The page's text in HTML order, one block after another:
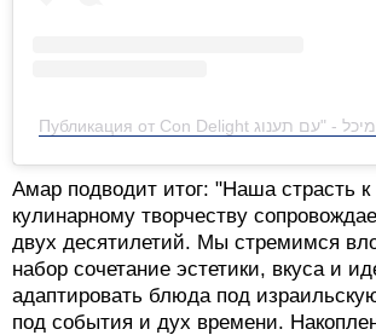
Амар подводит итог: "Наша страсть к
кулинарному творчеству
двух десятилетий. Мы стремимся
набор сочетание эстетики, вкуса и
адаптировать блюда под
под события и дух времени.